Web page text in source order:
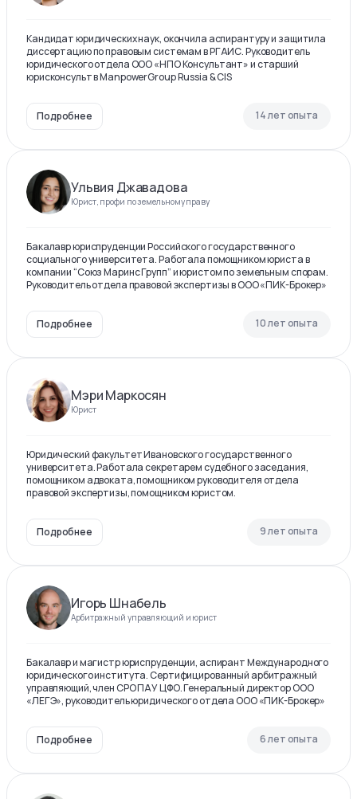
Кандидат юридических наук, окончила аспирантуру и защитила
диссертацию по правовым системам в РГАИС. Руководитель
юридического отдела ООО «НПО Консультант» и старший
юрисконсульт в ManpowerGroup Russia & CIS
Подробнее 14 лет опыта
Ульвия Джавадова
Юрист, профи по земельному праву
Бакалавр юриспруденции Российского государственного
социального университета. Работала помощником юриста в
компании “Союз Маринс Групп” и юристом по земельным спорам.
Руководитель отдела правовой экспертизы в ООО «ПИК-Брокер»
Подробнее 10 лет опыта
Мэри Маркосян
Юрист
Юридический факультет Ивановского государственного
университета. Работала секретарем судебного заседания,
помощником адвоката, помощником руководителя отдела
правовой экспертизы, помощником юристом.
Подробнее 9 лет опыта
Игорь Шнабель
Арбитражный управляющий и юрист
Бакалавр и магистр юриспруденции, аспирант Международного
юридического института. Сертифицированный арбитражный
управляющий, член СРО ПАУ ЦФО. Генеральный директор ООО
«ЛЕГЭ», руководитель юридического отдела ООО «ПИК-Брокер»
Подробнее 6 лет опыта